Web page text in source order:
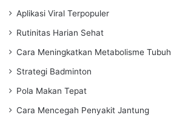
Aplikasi Viral Terpopuler
Rutinitas Harian Sehat
Cara Meningkatkan Metabolisme Tubuh
Strategi Badminton
Pola Makan Tepat
Cara Mencegah Penyakit Jantung